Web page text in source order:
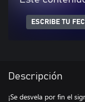
ESCRIBE TU
Descripción
¡Se desvela por fin el